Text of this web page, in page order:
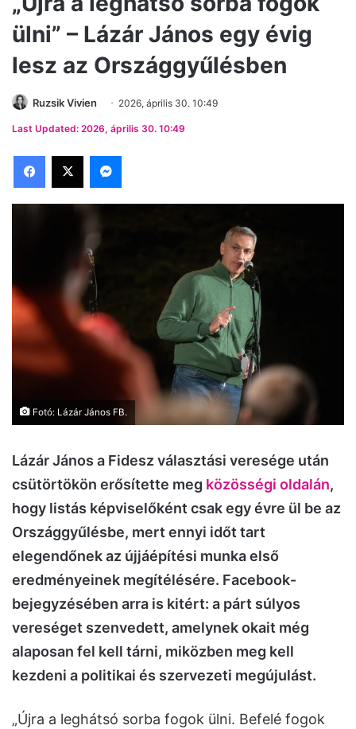
ülni” – Lázár János egy évig
lesz az Országgyűlésben
Ruzsik Vivien 2026, április 30. 10:49
Last Updated: 2026, április 30. 10:49
Facebook
X Messenger
Fotó: Lázár János FB.
Lázár János a Fidesz választási veresége után
csütörtökön erősítette meg közösségi oldalán,
hogy listás képviselőként csak egy évre ül be az
Országgyűlésbe, mert ennyi időt tart
elegendőnek az újjáépítési munka első
eredményeinek megítélésére. Facebook-
bejegyzésében arra is kitért: a párt súlyos
vereséget szenvedett, amelynek okait még
alaposan fel kell tárni, miközben meg kell
kezdeni a politikai és szervezeti megújulást.
„Újra a leghátsó sorba fogok ülni. Befelé fogok